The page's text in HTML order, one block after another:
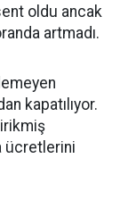
oldu ancak
artmadı.
kapatılıyor.
ücretlerini